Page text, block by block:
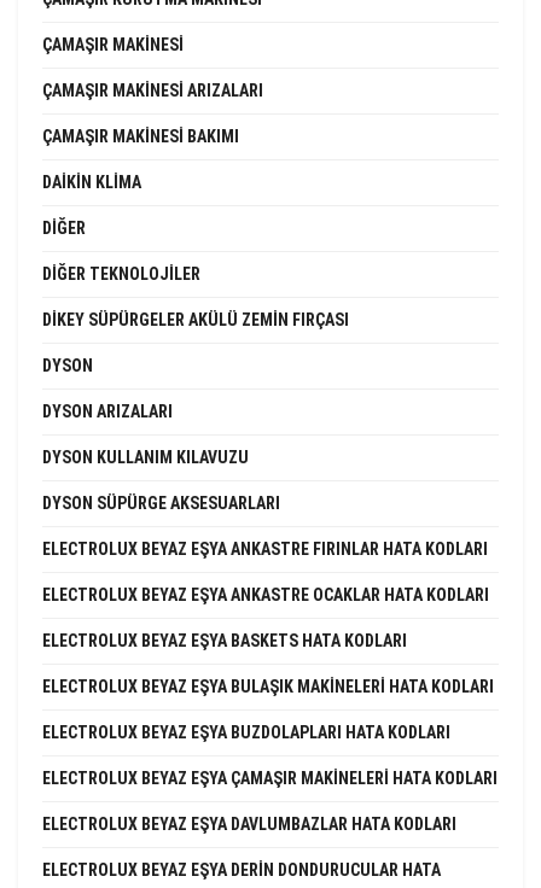
ÇAMAŞIR MAKINESI
ÇAMAŞIR MAKINESI ARIZALARI
ÇAMAŞIR MAKINESI BAKIMI
DAIKIN KLIMA
DIĞER
DIĞER TEKNOLOJILER
DIKEY SÜPÜRGELER AKÜLÜ ZEMIN FIRÇASI
DYSON
DYSON ARIZALARI
DYSON KULLANIM KILAVUZU
DYSON SÜPÜRGE AKSESUARLARI
ELECTROLUX BEYAZ EŞYA ANKASTRE FIRINLAR HATA KODLARI
ELECTROLUX BEYAZ EŞYA ANKASTRE OCAKLAR HATA KODLARI
ELECTROLUX BEYAZ EŞYA BASKETS HATA KODLARI
ELECTROLUX BEYAZ EŞYA BULAŞIK MAKINELERI HATA KODLARI
ELECTROLUX BEYAZ EŞYA BUZDOLAPLARI HATA KODLARI
ELECTROLUX BEYAZ EŞYA ÇAMAŞIR MAKINELERI HATA KODLARI
ELECTROLUX BEYAZ EŞYA DAVLUMBAZLAR HATA KODLARI
ELECTROLUX BEYAZ EŞYA DERIN DONDURUCULAR HATA